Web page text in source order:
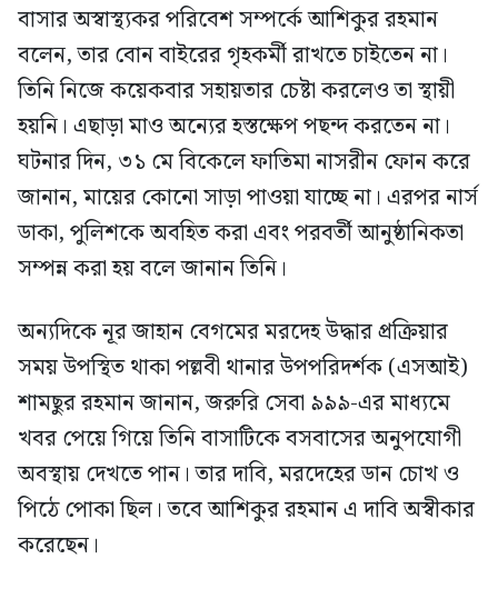
বাসার অস্বাস্থ্যকর পরিবেশ সম্পর্কে আশিকুর রহমান
বলেন, তার বোন বাইরের গৃহকর্মী রাখতে চাইতেন না।
তিনি নিজে কয়েকবার সহায়তার চেষ্টা করলেও তা স্থায়ী
হয়নি। এছাড়া মাও অন্যের হস্তক্ষেপ পছন্দ করতেন না।
ঘটনার দিন, ৩১ মে বিকেলে ফাতিমা নাসরীন ফোন করে
জানান, মায়ের কোনো সাড়া পাওয়া যাচ্ছে না। এরপর নার্স
ডাকা, পুলিশকে অবহিত করা এবং পরবর্তী আনুষ্ঠানিকতা
সম্পন্ন করা হয় বলে জানান তিনি।
অন্যদিকে নূর জাহান বেগমের মরদেহ উদ্ধার প্রক্রিয়ার
সময় উপস্থিত থাকা পল্লবী থানার উপপরিদর্শক (এসআই)
শামছুর রহমান জানান, জরুরি সেবা ৯৯৯-এর মাধ্যমে
খবর পেয়ে গিয়ে তিনি বাসাটিকে বসবাসের অনুপযোগী
অবস্থায় দেখতে পান। তার দাবি, মরদেহের ডান চোখ ও
পিঠে পোকা ছিল। তবে আশিকুর রহমান এ দাবি অস্বীকার
করেছেন।